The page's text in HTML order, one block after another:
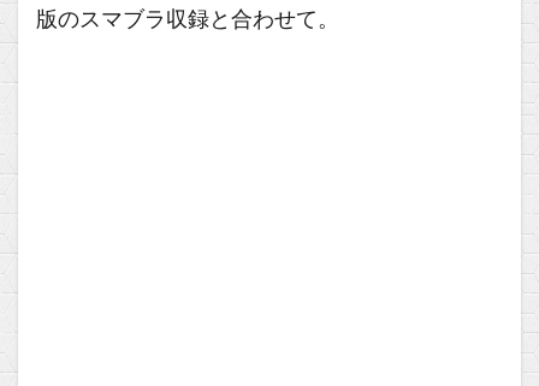
版のスマブラ収録と合わせて。